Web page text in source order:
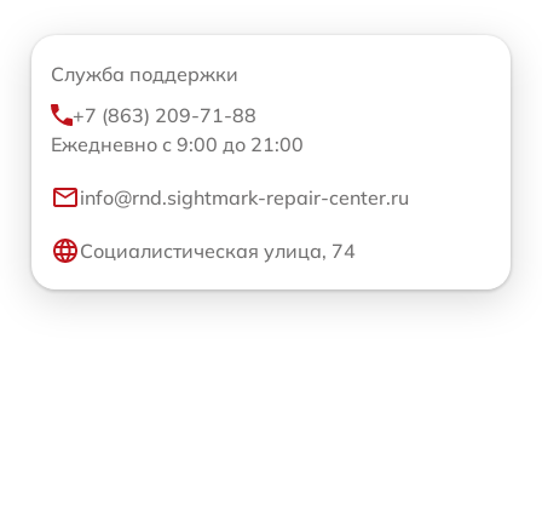
Служба поддержки
+7 (863) 209-71-88
Ежедневно с 9:00 до 21:00
info@rnd.sightmark-repair-center.ru
Социалистическая улица, 74